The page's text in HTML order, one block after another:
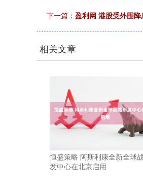
下一篇： 盈利网 港股受外围
相关文章
恒盛策略 阿斯利康全新全球
发中心在北京启用